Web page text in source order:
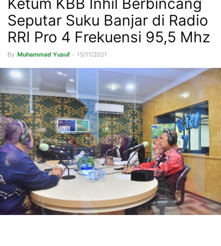
Ketum KBB Inhil Berbincang
Seputar Suku Banjar di Radio
RRI Pro 4 Frekuensi 95,5 Mhz
By Muhammad Yusuf - 15/11/2021